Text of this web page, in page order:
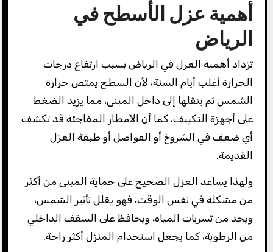
أهمية عزل الأسطح في
الرياض
تزداد أهمية العزل في الرياض بسبب ارتفاع درجات
الحرارة أغلب أيام السنة، لأن السطح يمتص حرارة
الشمس ثم ينقلها إلى داخل المبنى، مما يزيد الضغط
على أجهزة التكييف، كما أن الأمطار المفاجئة قد تكشف
أي ضعف في الشروخ أو الفواصل أو طبقة العزل
القديمة.
ولهذا يساعد العزل الصحيح على حماية المبنى من أكثر
من مشكلة في نفس الوقت، فهو يقلل تأثير الشمس،
ويحد من تسربات المياه، ويحافظ على السقف الداخلي
من الرطوبة، كما يجعل استخدام المنزل أكثر راحة.